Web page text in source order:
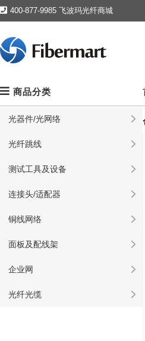
400-877-9985 飞波玛光纤商城
商品分类
光器件/光网络
光纤跳线
测试工具及设备
连接头/适配器
铜线网络
面板及配线架
企业网
光纤光缆